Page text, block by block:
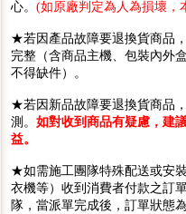
心。 (如原廠判定為人為損壞，
★若因產品故障要退換貨商品
完整（含商品主機、包裝內外
不得缺件）。
★若因新品故障要退換貨商品
測。 如對收到商品有疑慮，建
益。
★如需施工團隊特殊配送或安
衣機等）收到消費者付款之訂
隊，當派單完成後，訂單狀態